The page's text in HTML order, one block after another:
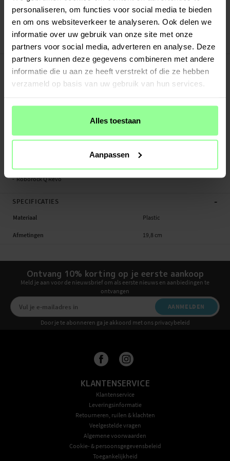
personaliseren, om functies voor social media te bieden
en om ons websiteverkeer te analyseren. Ook delen we
informatie over uw gebruik van onze site met onze
partners voor social media, adverteren en analyse. Deze
partners kunnen deze gegevens combineren met andere
informatie die u aan ze heeft verstrekt of die ze hebben
verzameld op basis van uw gebruik van hun services.
Alles toestaan
Aanpassen
Veilig betalen met Klarna of Paypal
30 dagen retourrecht
PRODUCTBESCHRIJVING
Hoofdborstel voor Roborock Q Revo. De borstel moet regelmatig vervangen
worden om de beste reinigingsresultaten van de stofzuiger te behouden. Je
Let op: Product van een derde partij, geen origineel.
- Nieuwe hoofdborstel voor de robotstofzuiger houdt de vloeren schoon
Geschikt voor:
- Roborock Q Revo
SPECIFICATIES -
Materiaal Plastic
Afmetingen 19,8 cm
Ontvang 10% korting op je eerste aankoop
Meld je aan voor de nieuwsbrief om als eerste nieuws en aanbiedingen te
ontvangen
AANMELDEN
Door je te abonneren ga je akkoord met ons privacybeleid
KLANTENSERVICE
Klantenservice
Leveringsinformatie
Retourneren, ruilen & klachten
Veelgestelde vragen
Algemene voorwaarden
Cookie- & persoonsgegevensbeleid
Toegankelijkheid